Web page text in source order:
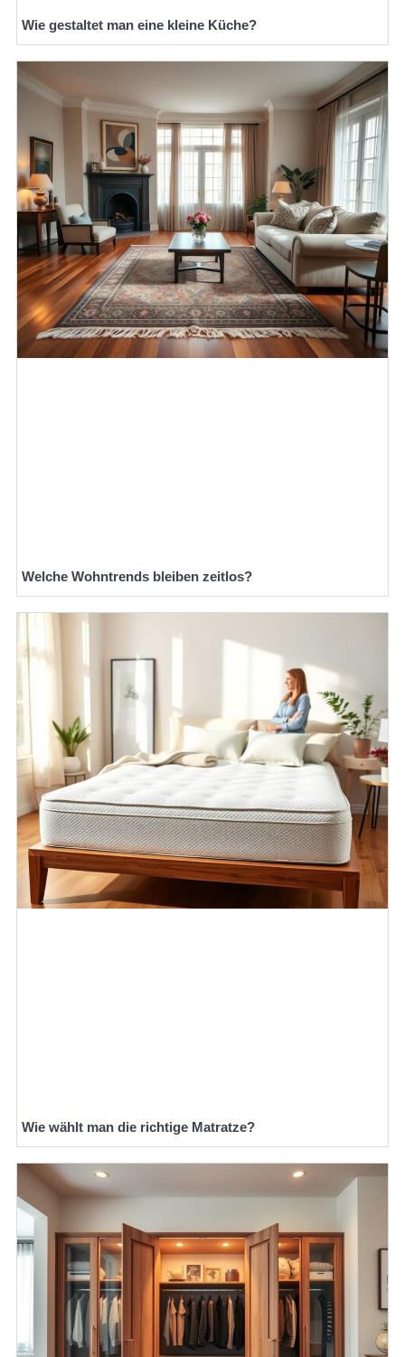
Wie gestaltet man eine kleine Küche?
Welche Wohntrends bleiben zeitlos?
Wie wählt man die richtige Matratze?